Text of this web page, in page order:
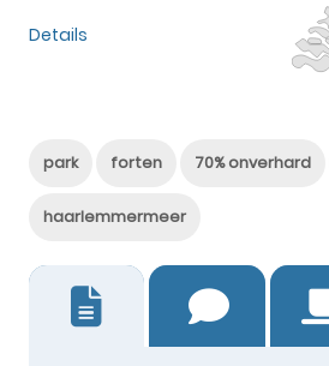
Details
park forten 70% onverhard
haarlemmermeer